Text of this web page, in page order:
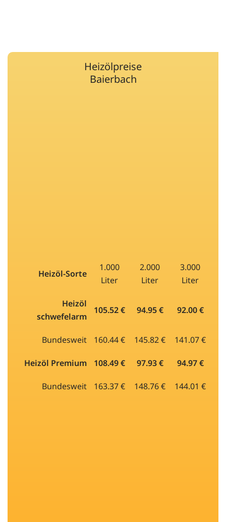
Heizölpreise
Baierbach
Heizöl-Sorte
1.000
Liter
2.000
Liter
3.000
Liter
Heizöl
schwefelarm
105.52 € 94.95 € 92.00 €
Bundesweit 160.44 € 145.82 € 141.07 €
Heizöl Premium 108.49 € 97.93 € 94.97 €
Bundesweit 163.37 € 148.76 € 144.01 €